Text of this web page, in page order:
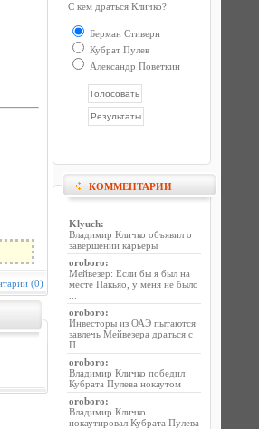
(0)
С кем драться Кличко?
Берман Стиверн
Кубрат Пулев
Александр Поветкин
КОММЕНТАРИИ
Klyuch:
Владимир Кличко объявил о
завершении карьеры
oroboro:
Мейвезер: Если бы я был на
месте Пакьяо, у меня не было
oroboro:
Инвесторы из ОАЭ пытаются
завлечь Мейвезера драться с
П ...
oroboro:
Владимир Кличко победил
Кубрата Пулева нокаутом
oroboro:
Владимир Кличко
нокаутировал Кубрата Пулева